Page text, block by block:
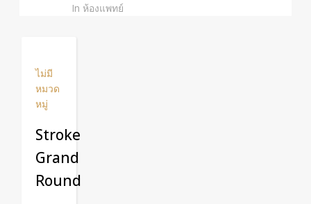
In ห้องแพทย์
ไม่มี
หมวด
หมู่
Stroke
Grand
Round